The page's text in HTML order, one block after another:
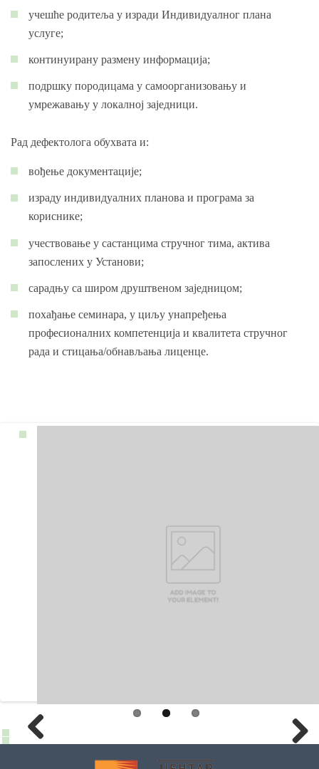
учешће родитеља у изради Индивидуалног плана
услуге;
континуирану размену информација;
подршку породицама у самоорганизовању и
умрежавању у локалној заједници.
Рад дефектолога обухвата и:
вођење документације;
израду индивидуалних планова и програма за
кориснике;
учествовање у састанцима стручног тима, актива
запослених у Установи;
сарадњу са широм друштвеном заједницом;
похађање семинара, у циљу унапређења
професионалних компетенција и квалитета стручног
рада и стицања/обнављања лиценце.